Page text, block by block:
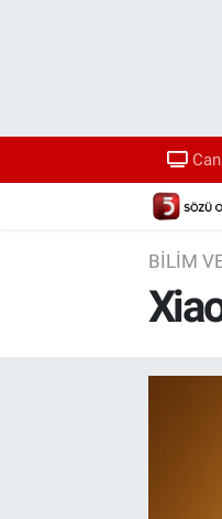
BİLİM
Yayın Akışı
TV 5 Ekranı ve Arşiv